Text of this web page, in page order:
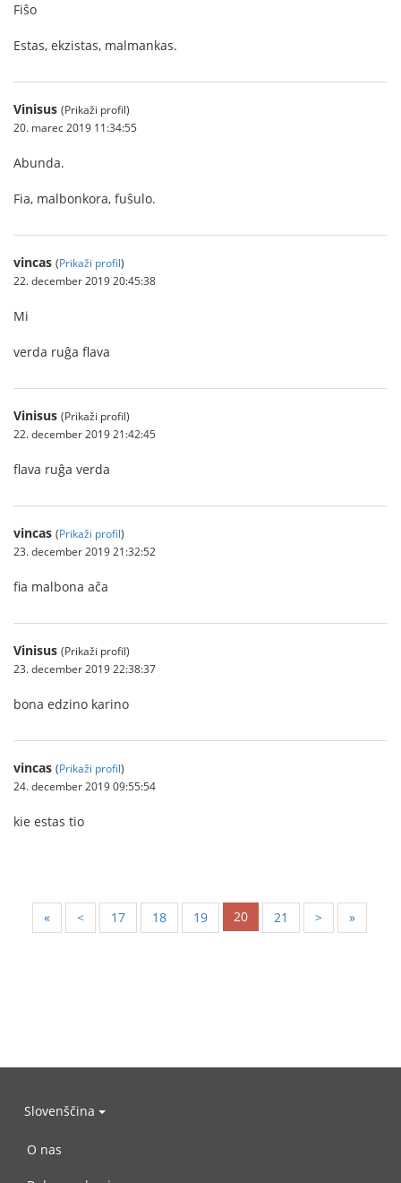
Fiŝo
Estas, ekzistas, malmankas.
Vinisus (Prikaži profil)
20. marec 2019 11:34:55
Abunda.
Fia, malbonkora, fuŝulo.
vincas (Prikaži profil)
22. december 2019 20:45:38
Mi
verda ruĝa flava
Vinisus (Prikaži profil)
22. december 2019 21:42:45
flava ruĝa verda
vincas (Prikaži profil)
23. december 2019 21:32:52
fia malbona ača
Vinisus (Prikaži profil)
23. december 2019 22:38:37
bona edzino karino
vincas (Prikaži profil)
24. december 2019 09:55:54
kie estas tio
« < 17 18 19 20 21 > »
Slovenščina
O nas